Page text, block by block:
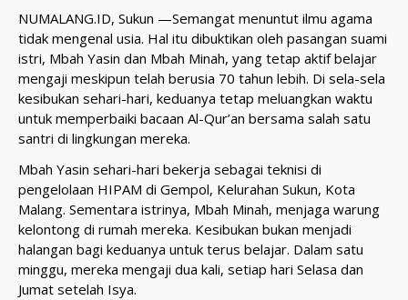
NUMALANG.ID, Sukun —Semangat menuntut ilmu agama
tidak mengenal usia. Hal itu dibuktikan oleh pasangan suami
istri, Mbah Yasin dan Mbah Minah, yang tetap aktif belajar
mengaji meskipun telah berusia 70 tahun lebih. Di sela-sela
kesibukan sehari-hari, keduanya tetap meluangkan waktu
untuk memperbaiki bacaan Al-Qur’an bersama salah satu
santri di lingkungan mereka.
Mbah Yasin sehari-hari bekerja sebagai teknisi di
pengelolaan HIPAM di Gempol, Kelurahan Sukun, Kota
Malang. Sementara istrinya, Mbah Minah, menjaga warung
kelontong di rumah mereka. Kesibukan bukan menjadi
halangan bagi keduanya untuk terus belajar. Dalam satu
minggu, mereka mengaji dua kali, setiap hari Selasa dan
Jumat setelah Isya.